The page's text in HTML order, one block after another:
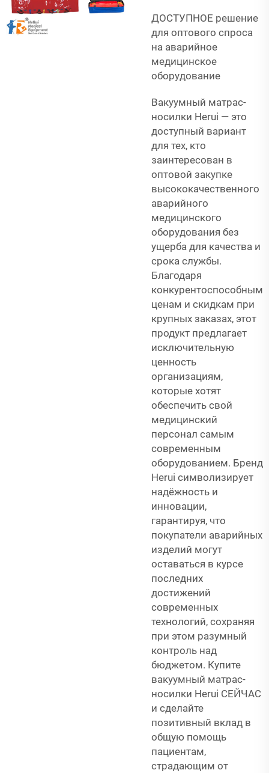
ДОСТУПНОЕ решение
для оптового спроса
на аварийное
медицинское
оборудование
Вакуумный матрас-
носилки Herui — это
доступный вариант
для тех, кто
заинтересован в
оптовой закупке
высококачественного
аварийного
медицинского
оборудования без
ущерба для качества и
срока службы.
Благодаря
конкурентоспособным
ценам и скидкам при
крупных заказах, этот
продукт предлагает
исключительную
ценность
организациям,
которые хотят
обеспечить свой
медицинский
персонал самым
современным
оборудованием. Бренд
Herui символизирует
надёжность и
инновации,
гарантируя, что
покупатели аварийных
изделий могут
оставаться в курсе
последних
достижений
современных
технологий, сохраняя
при этом разумный
контроль над
бюджетом. Купите
вакуумный матрас-
носилки Herui СЕЙЧАС
и сделайте
позитивный вклад в
общую помощь
пациентам,
страдающим от